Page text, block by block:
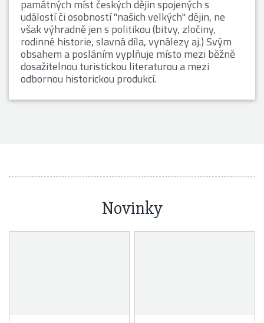
památných míst českých dějin spojených s
událostí či osobností "našich velkých" dějin, ne
však výhradně jen s politikou (bitvy, zločiny,
rodinné historie, slavná díla, vynálezy aj.) Svým
obsahem a posláním vyplňuje místo mezi běžně
dosažitelnou turistickou literaturou a mezi
odbornou historickou produkcí.
Novinky